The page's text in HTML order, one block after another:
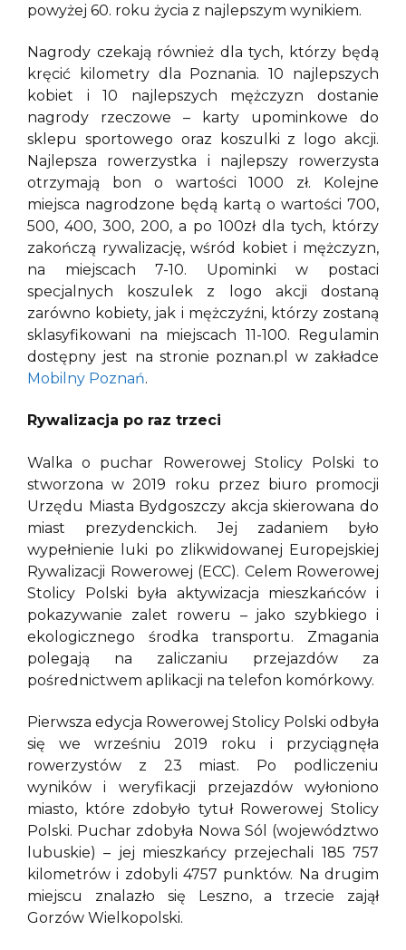
powyżej 60. roku życia z najlepszym wynikiem.
Nagrody czekają również dla tych, którzy będą
kręcić kilometry dla Poznania. 10 najlepszych
kobiet i 10 najlepszych mężczyzn dostanie
nagrody rzeczowe – karty upominkowe do
sklepu sportowego oraz koszulki z logo akcji.
Najlepsza rowerzystka i najlepszy rowerzysta
otrzymają bon o wartości 1000 zł. Kolejne
miejsca nagrodzone będą kartą o wartości 700,
500, 400, 300, 200, a po 100zł dla tych, którzy
zakończą rywalizację, wśród kobiet i mężczyzn,
na miejscach 7-10. Upominki w postaci
specjalnych koszulek z logo akcji dostaną
zarówno kobiety, jak i mężczyźni, którzy zostaną
sklasyfikowani na miejscach 11-100. Regulamin
dostępny jest na stronie poznan.pl w zakładce
Mobilny Poznań.
Rywalizacja po raz trzeci
Walka o puchar Rowerowej Stolicy Polski to
stworzona w 2019 roku przez biuro promocji
Urzędu Miasta Bydgoszczy akcja skierowana do
miast prezydenckich. Jej zadaniem było
wypełnienie luki po zlikwidowanej Europejskiej
Rywalizacji Rowerowej (ECC). Celem Rowerowej
Stolicy Polski była aktywizacja mieszkańców i
pokazywanie zalet roweru – jako szybkiego i
ekologicznego środka transportu. Zmagania
polegają na zaliczaniu przejazdów za
pośrednictwem aplikacji na telefon komórkowy.
Pierwsza edycja Rowerowej Stolicy Polski odbyła
się we wrześniu 2019 roku i przyciągnęła
rowerzystów z 23 miast. Po podliczeniu
wyników i weryfikacji przejazdów wyłoniono
miasto, które zdobyło tytuł Rowerowej Stolicy
Polski. Puchar zdobyła Nowa Sól (województwo
lubuskie) – jej mieszkańcy przejechali 185 757
kilometrów i zdobyli 4757 punktów. Na drugim
miejscu znalazło się Leszno, a trzecie zajął
Gorzów Wielkopolski.